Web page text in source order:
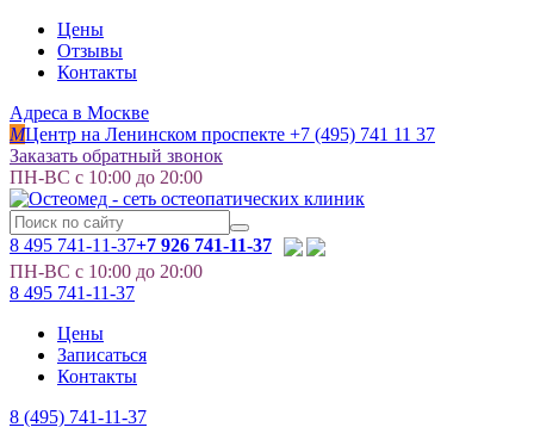
Цены
Отзывы
Контакты
Адреса в Москве
MЦентр на Ленинском проспекте +7 (495) 741 11 37
Заказать обратный звонок
ПН-ВС с 10:00 до 20:00
8 495 741-11-37+7 926 741-11-37
ПН-ВС с 10:00 до 20:00
8 495 741-11-37
Цены
Записаться
Контакты
8 (495) 741-11-37